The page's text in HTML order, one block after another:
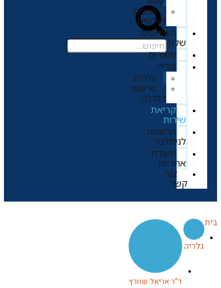
כניסת
מורשים
השותפים
שלנו
מוצרים
מדיה
גלריה
סרטוני
הדרכה
קריאת
שירות
הרשמה
לניוזלטר
תעודת
אחריות
צור
קשר
בית
גלריה
ד”ר אריאל שוורץ